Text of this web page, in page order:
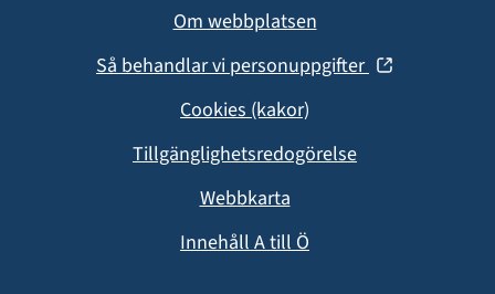
Om webbplatsen
Så behandlar vi personuppgifter (öppnas
Cookies (kakor)
Tillgänglighetsredogörelse
Webbkarta
Innehåll A till Ö